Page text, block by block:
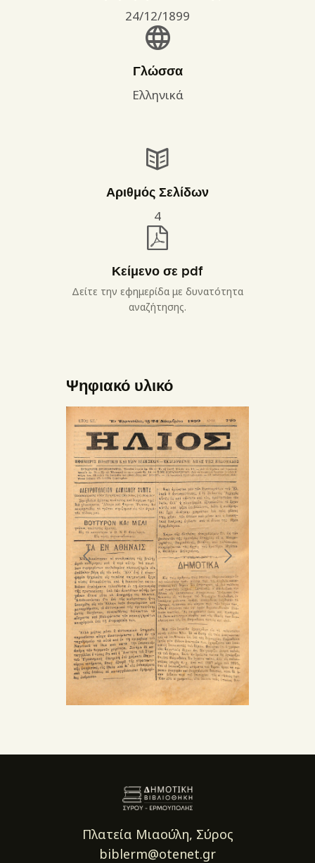
24/12/1899
Γλώσσα
Ελληνικά
Αριθμός Σελίδων
4
Κείμενο σε pdf
Δείτε την εφημερίδα με δυνατότητα
αναζήτησης.
Ψηφιακό υλικό
Πλατεία Μιαούλη, Σύρος
biblerm@otenet.gr